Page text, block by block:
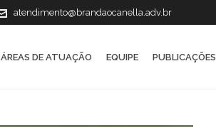
atendimento@brandaocanella.adv.br
ÁREAS DE ATUAÇÃO EQUIPE PUBLICAÇÕES